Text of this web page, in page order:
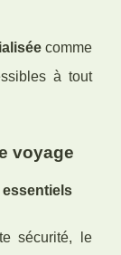
comme
à tout
voyage
sécurité, le